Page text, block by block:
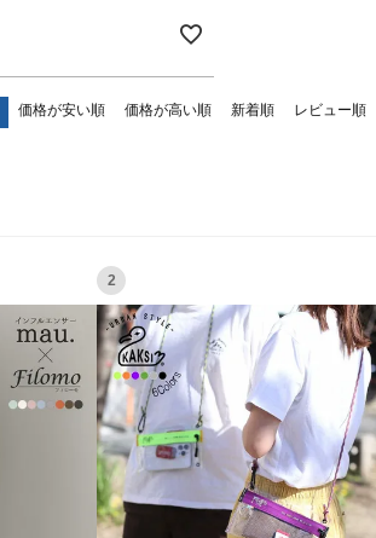
価格が安い順 価格が高い順 新着順 レビュー順
2